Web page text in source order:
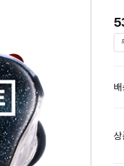
배
상